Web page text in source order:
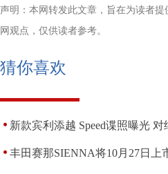
声明：本网转发此文章，旨在为读者
网观点，仅供读者参考。
猜你喜欢
新款宾利添越 Speed谍照曝光
丰田赛那SIENNA将10月27日上